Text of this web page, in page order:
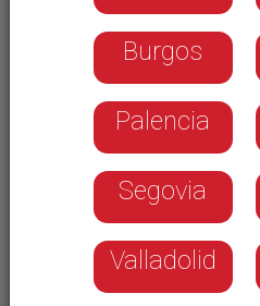
Burgos
Palencia
Segovia
Valladolid